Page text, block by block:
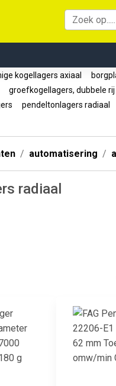
kogellagers axiaal
groefkogellagers, dubbele rij
pendeltonlagers radiaal
automatisering
radiaal